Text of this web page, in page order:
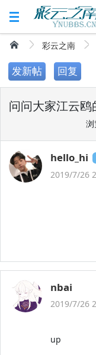
彩云之南
发新帖 回复
问问大家江云鸥
hello_hi
2019/7/26
nbai
2019/7/26
up